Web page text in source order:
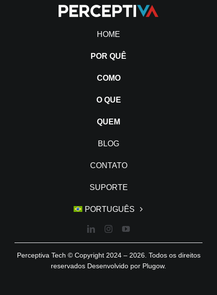
HOME
POR QUÊ
COMO
O QUE
QUEM
BLOG
CONTATO
SUPORTE
PORTUGUÊS
Perceptiva Tech © Copyright 2024 – 2026. Todos os direitos
reservados Desenvolvido por Plugow.